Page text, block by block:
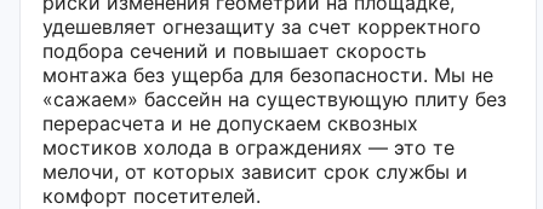
удешевляет огнезащиту за счет корректного
подбора сечений и повышает скорость
монтажа без ущерба для безопасности. Мы не
«сажаем» бассейн на существующую плиту без
перерасчета и не допускаем сквозных
мостиков холода в ограждениях — это те
мелочи, от которых зависит срок службы и
комфорт посетителей.